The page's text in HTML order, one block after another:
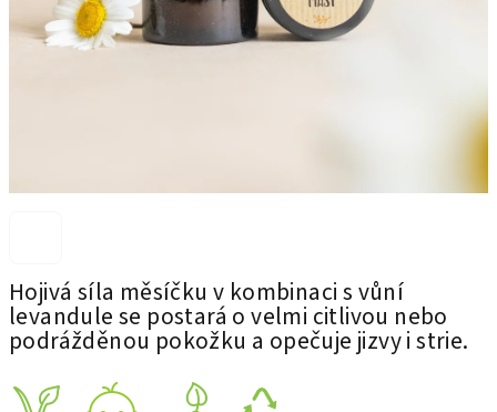
Hojivá síla měsíčku v kombinaci s vůní
levandule se postará o velmi citlivou nebo
podrážděnou pokožku a opečuje jizvy i strie.